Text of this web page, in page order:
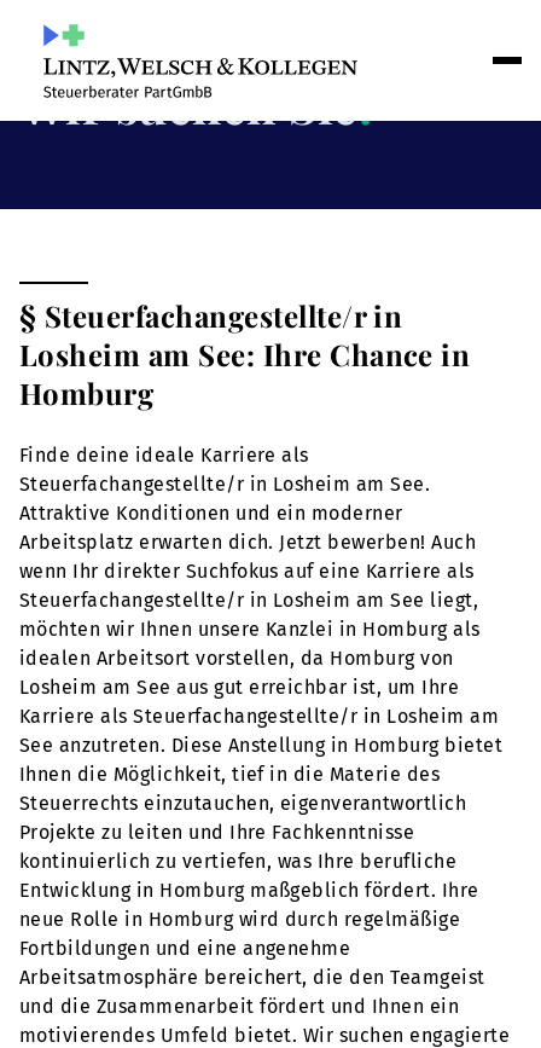
Wir suchen Sie!
§ Steuerfachangestellte/r in
Losheim am See: Ihre Chance in
Homburg
Finde deine ideale Karriere als
Steuerfachangestellte/r in Losheim am See.
Attraktive Konditionen und ein moderner
Arbeitsplatz erwarten dich. Jetzt bewerben! Auch
wenn Ihr direkter Suchfokus auf eine Karriere als
Steuerfachangestellte/r in Losheim am See liegt,
möchten wir Ihnen unsere Kanzlei in Homburg als
idealen Arbeitsort vorstellen, da Homburg von
Losheim am See aus gut erreichbar ist, um Ihre
Karriere als Steuerfachangestellte/r in Losheim am
See anzutreten. Diese Anstellung in Homburg bietet
Ihnen die Möglichkeit, tief in die Materie des
Steuerrechts einzutauchen, eigenverantwortlich
Projekte zu leiten und Ihre Fachkenntnisse
kontinuierlich zu vertiefen, was Ihre berufliche
Entwicklung in Homburg maßgeblich fördert. Ihre
neue Rolle in Homburg wird durch regelmäßige
Fortbildungen und eine angenehme
Arbeitsatmosphäre bereichert, die den Teamgeist
und die Zusammenarbeit fördert und Ihnen ein
motivierendes Umfeld bietet. Wir suchen engagierte